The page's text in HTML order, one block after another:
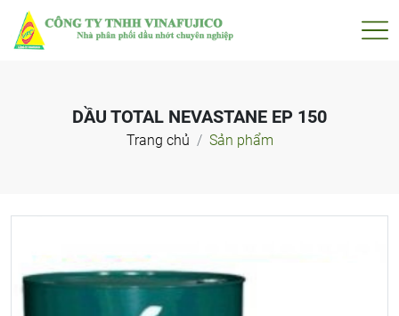
DẦU TOTAL NEVASTANE EP 150
Trang chủ Sản phẩm